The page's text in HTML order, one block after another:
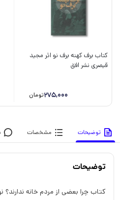
کتاب برف کهنه برف نو اثر مجید
قیصری نشر افق
275,000تومان
توضیحات مشخصات
توضیحات
کتاب چرا بعضی از مردم خانه ندارند؟